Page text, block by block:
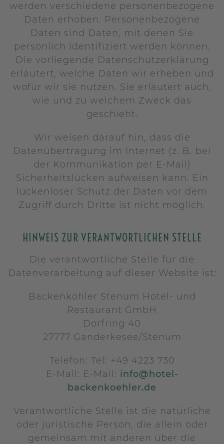
werden verschiedene personenbezogene
Daten erhoben. Personenbezogene
Daten sind Daten, mit denen Sie
persönlich identifiziert werden können.
Die vorliegende Datenschutzerklärung
erläutert, welche Daten wir erheben und
wofür wir sie nutzen. Sie erläutert auch,
wie und zu welchem Zweck das
geschieht.
Wir weisen darauf hin, dass die
Datenübertragung im Internet (z. B. bei
der Kommunikation per E-Mail)
Sicherheitslücken aufweisen kann. Ein
lückenloser Schutz der Daten vor dem
Zugriff durch Dritte ist nicht möglich.
HINWEIS ZUR VERANTWORTLICHEN STELLE
Die verantwortliche Stelle für die
Datenverarbeitung auf dieser Website ist:
Backenköhler Stenum Hotel- und
Restaurant GmbH
Dorfring 40
27777 Ganderkesee/Stenum
Telefon: Tel: +49 4223 730
E-Mail: E-Mail: info@hotel-
backenkoehler.de
Verantwortliche Stelle ist die natürliche
oder juristische Person, die allein oder
gemeinsam mit anderen über die